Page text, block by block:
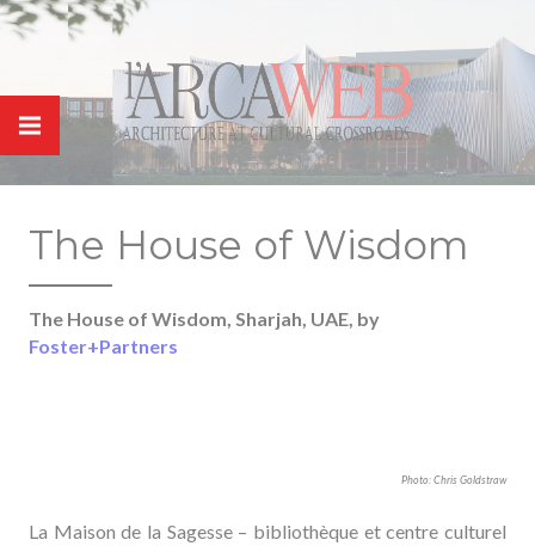
The House of Wisdom
The House of Wisdom, Sharjah, UAE, by
Foster+Partners
Photo: Chris Goldstraw
La Maison de la Sagesse – bibliothèque et centre culturel
Panneau de gestion des cookies